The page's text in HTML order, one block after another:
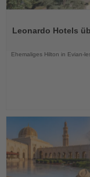
dieLeonardo Hotels
Ehemaliges Hilton in Evian-